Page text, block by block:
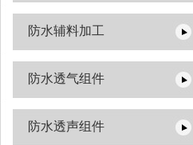
防水辅料加工
防水透气组件
防水透声组件